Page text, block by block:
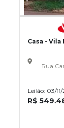
Casa -
Rua
Leilão: 03/
R$